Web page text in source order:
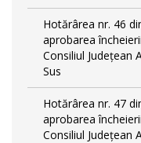
Hotărârea nr. 46
aprobarea
Consiliul Județean
Sus
Hotărârea nr. 47
aprobarea
Consiliul Județean